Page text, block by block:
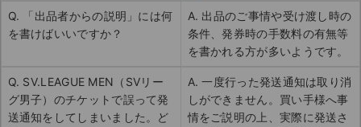
Q. 「出品者からの説明」には何
を書けばいいですか？
A. 出品のご事情や受け渡し時の
条件、発券時の手数料の有無等
を書かれる方が多いようです。
Q. SV.LEAGUE MEN（SVリー
グ男子）のチケットで誤って発
送通知をしてしまいました。ど
A. 一度行った発送通知は取り消
しができません。買い手様へ事
情をご説明の上、実際に発送さ